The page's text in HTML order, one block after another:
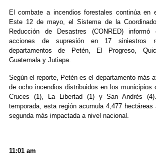
El combate a incendios forestales continúa en
Este 12 de mayo, el Sistema de la
Reducción de Desastres (CONRED) informó
acciones de supresión en 17 siniestros
departamentos de Petén, El Progreso,
Guatemala y Jutiapa.
Según el reporte, Petén es el departamento más
de ocho incendios distribuidos en los municipios
Cruces (1), La Libertad (1) y San Andrés
temporada, esta región acumula 4,477
segunda más impactada a nivel nacional.
11:01 am